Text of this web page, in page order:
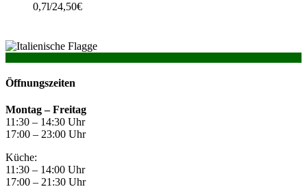
0,7l/24,50€
Öffnungszeiten
Montag –Freitag
11:30 – 14:30 Uhr
17:00 – 23:00 Uhr
Küche:
11:30 – 14:00 Uhr
17:00 – 21:30 Uhr